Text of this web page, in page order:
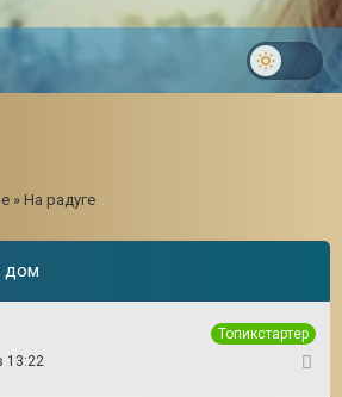
» На радуге
дом
Топикстартер
13:22